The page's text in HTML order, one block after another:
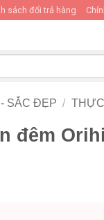
sách đổi trả hàng
SẮC ĐẸP /
đêm